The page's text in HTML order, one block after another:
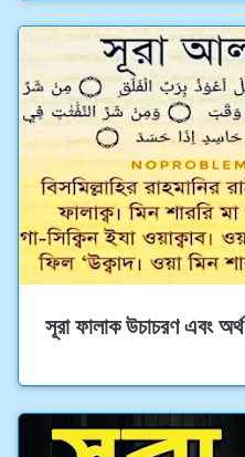
সূরা ফালাক উচাচরণ এবং অর্থ